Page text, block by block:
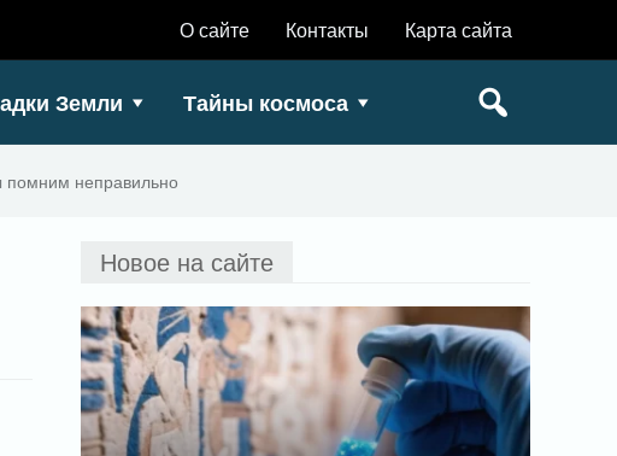
О сайте Контакты Карта сайта
Земли Тайны космоса
помним неправильно
Новое на сайте